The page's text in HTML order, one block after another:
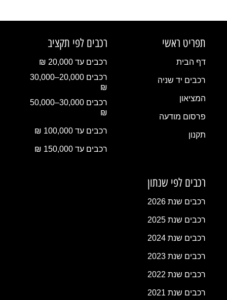
תפריט ראשי
דף הבית
רכבים יד שניה
המציאון
פרסום מודעה
תקנון
רכבים לפי תקציב
רכבים עד 20,000 ₪
רכבים 20,000–30,000
₪
רכבים 30,000–50,000
₪
רכבים עד 100,000 ₪
רכבים עד 150,000 ₪
רכבים לפי שנתון
רכבים שנת 2026
רכבים שנת 2025
רכבים שנת 2024
רכבים שנת 2023
רכבים שנת 2022
רכבים שנת 2021